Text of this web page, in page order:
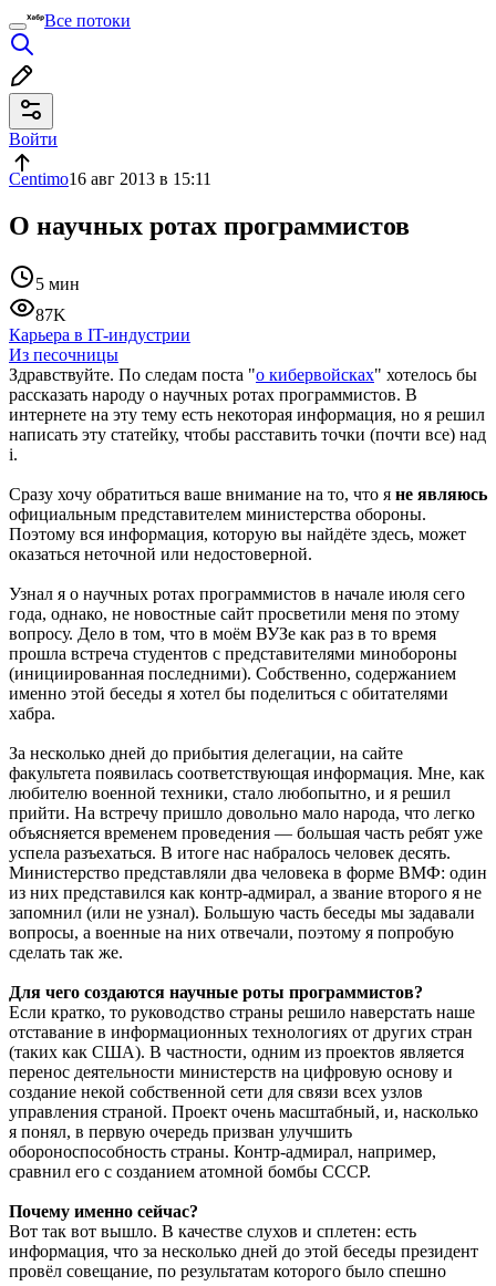
Все потоки
Войти
Centimo16 авг 2013 в 15:11
О научных ротах программистов
5 мин
87K
Карьера в IT-индустрии
Из песочницы
Здравствуйте. По следам поста "о кибервойсках" хотелось бы
рассказать народу о научных ротах программистов. В
интернете на эту тему есть некоторая информация, но я решил
написать эту статейку, чтобы расставить точки (почти все) над
i.
Сразу хочу обратиться ваше внимание на то, что я не являюсь
официальным представителем министерства обороны.
Поэтому вся информация, которую вы найдёте здесь, может
оказаться неточной или недостоверной.
Узнал я о научных ротах программистов в начале июля сего
года, однако, не новостные сайт просветили меня по этому
вопросу. Дело в том, что в моём ВУЗе как раз в то время
прошла встреча студентов с представителями минобороны
(инициированная последними). Собственно, содержанием
именно этой беседы я хотел бы поделиться с обитателями
хабра.
За несколько дней до прибытия делегации, на сайте
факультета появилась соответствующая информация. Мне, как
любителю военной техники, стало любопытно, и я решил
прийти. На встречу пришло довольно мало народа, что легко
объясняется временем проведения — большая часть ребят уже
успела разъехаться. В итоге нас набралось человек десять.
Министерство представляли два человека в форме ВМФ: один
из них представился как контр-адмирал, а звание второго я не
запомнил (или не узнал). Большую часть беседы мы задавали
вопросы, а военные на них отвечали, поэтому я попробую
сделать так же.
Для чего создаются научные роты программистов?
Если кратко, то руководство страны решило наверстать наше
отставание в информационных технологиях от других стран
(таких как США). В частности, одним из проектов является
перенос деятельности министерств на цифровую основу и
создание некой собственной сети для связи всех узлов
управления страной. Проект очень масштабный, и, насколько
я понял, в первую очередь призван улучшить
обороноспособность страны. Контр-адмирал, например,
сравнил его с созданием атомной бомбы СССР.
Почему именно сейчас?
Вот так вот вышло. В качестве слухов и сплетен: есть
информация, что за несколько дней до этой беседы президент
провёл совещание, по результатам которого было спешно